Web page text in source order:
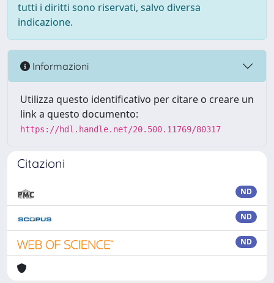
tutti i diritti sono riservati, salvo diversa
indicazione.
Informazioni
Utilizza questo identificativo per citare o creare un
link a questo documento:
https://hdl.handle.net/20.500.11769/80317
Citazioni
ND
ND
ND